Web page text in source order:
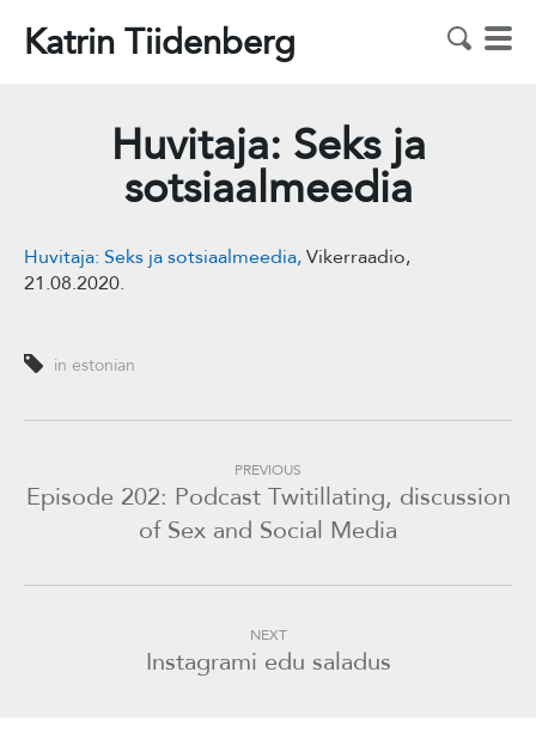
Katrin Tiidenberg
Huvitaja: Seks ja
sotsiaalmeedia
Huvitaja: Seks ja sotsiaalmeedia, Vikerraadio,
21.08.2020.
in estonian
PREVIOUS
Episode 202: Podcast Twitillating, discussion
of Sex and Social Media
NEXT
Instagrami edu saladus